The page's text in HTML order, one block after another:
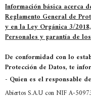
Información básica acerca
Reglamento General de
y en la Ley Orgánica 3/
Personales y garantía de
De conformidad con lo
Protección de Datos, te
- Quien es el responsable
Abiertos S.A.U con NIF A-